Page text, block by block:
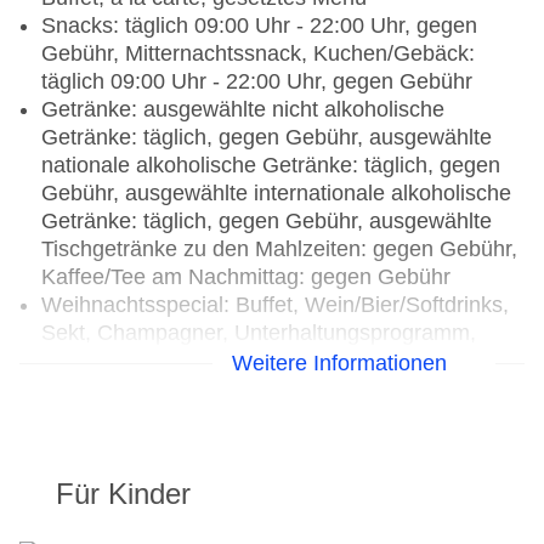
Snacks: täglich 09:00 Uhr - 22:00 Uhr, gegen
Gebühr, Mitternachtssnack, Kuchen/Gebäck:
täglich 09:00 Uhr - 22:00 Uhr, gegen Gebühr
Getränke: ausgewählte nicht alkoholische
Getränke: täglich, gegen Gebühr, ausgewählte
nationale alkoholische Getränke: täglich, gegen
Gebühr, ausgewählte internationale alkoholische
Getränke: täglich, gegen Gebühr, ausgewählte
Tischgetränke zu den Mahlzeiten: gegen Gebühr,
Kaffee/Tee am Nachmittag: gegen Gebühr
Weihnachtsspecial: Buffet, Wein/Bier/Softdrinks,
Sekt, Champagner, Unterhaltungsprogramm,
Silvesterspecial: Buffet, Wein/Bier/Softdrinks,
Restaurant „Eurasian Grill“: Küche: australisch,
Weitere Informationen
Für Kinder